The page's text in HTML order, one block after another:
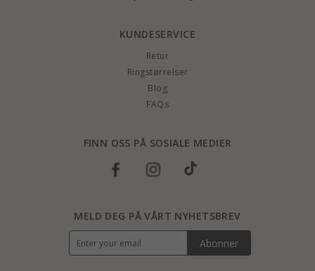
KUNDESERVICE
Retur
Ringstørrelser
Blog
FAQs
FINN OSS PÅ SOSIALE MEDIER
MELD DEG PÅ VÅRT NYHETSBREV
Abonner